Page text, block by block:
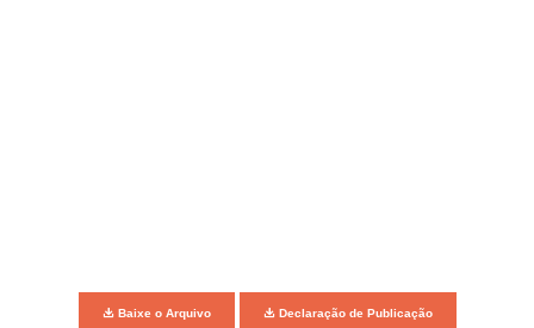
Baixe o Arquivo Declaração de Publicação